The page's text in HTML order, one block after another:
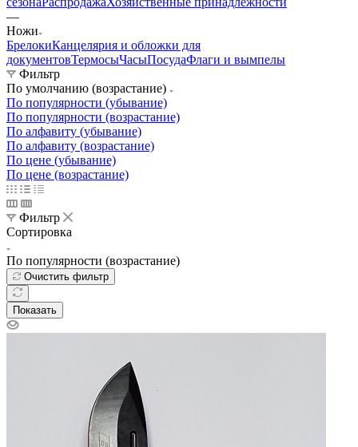
—
Ножи
БрелокиКанцелярия и обложки для
документовТермосыЧасыПосудаФлаги и вымпелы
Фильтр
По умолчанию (возрастание)
По популярности (убывание)
По популярности (возрастание)
По алфавиту (убывание)
По алфавиту (возрастание)
По цене (убывание)
По цене (возрастание)
Фильтр
Сортировка
По популярности (возрастание)
Очистить фильтр
Показать